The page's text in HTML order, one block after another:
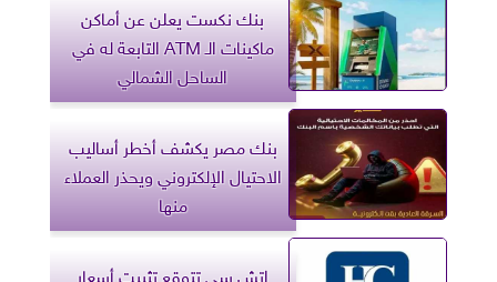
بنك نكست يعلن عن أماكن
ماكينات الـ ATM التابعة له في
الساحل الشمالي
بنك مصر يكشف أخطر أساليب
الاحتيال الإلكتروني ويحذر العملاء
منها
اتش سي تتوقع تثبيت أسعار